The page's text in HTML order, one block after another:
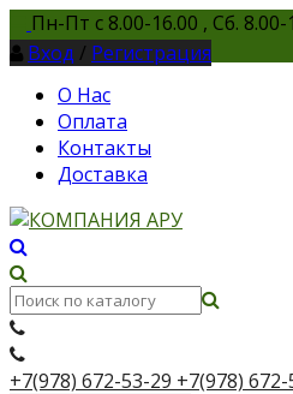
Пн-Пт с 8.00-16.00 , Сб.
Вход / Регистрация
О Нас
Оплата
Контакты
Доставка
+7(978) 672-53-29 +7(978) 672-